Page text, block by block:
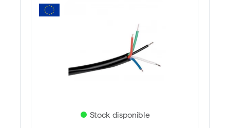
Stock disponible